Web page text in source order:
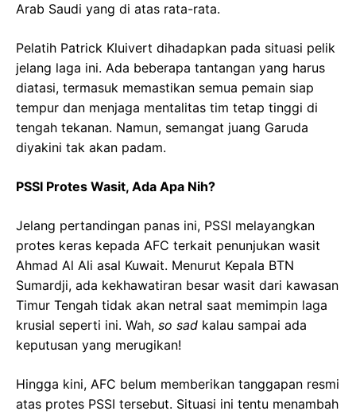
Arab Saudi yang di atas rata-rata.
Pelatih Patrick Kluivert dihadapkan pada situasi pelik
jelang laga ini. Ada beberapa tantangan yang harus
diatasi, termasuk memastikan semua pemain siap
tempur dan menjaga mentalitas tim tetap tinggi di
tengah tekanan. Namun, semangat juang Garuda
diyakini tak akan padam.
PSSI Protes Wasit, Ada Apa Nih?
Jelang pertandingan panas ini, PSSI melayangkan
protes keras kepada AFC terkait penunjukan wasit
Ahmad Al Ali asal Kuwait. Menurut Kepala BTN
Sumardji, ada kekhawatiran besar wasit dari kawasan
Timur Tengah tidak akan netral saat memimpin laga
krusial seperti ini. Wah, so sad kalau sampai ada
keputusan yang merugikan!
Hingga kini, AFC belum memberikan tanggapan resmi
atas protes PSSI tersebut. Situasi ini tentu menambah